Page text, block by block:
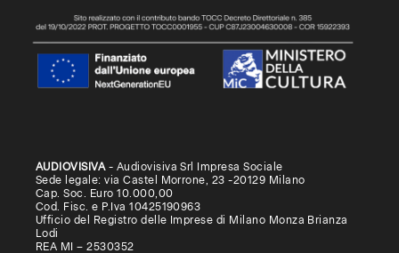
AUDIOVISIVA- Audiovisiva Srl Impresa Sociale
Sede legale: via Castel Morrone, 23 -20129 Milano
Cap. Soc. Euro 10.000,00
Cod. Fisc. e P.Iva 10425190963
Ufficio del Registro delle Imprese di Milano Monza Brianza
Lodi
REA MI – 2530352